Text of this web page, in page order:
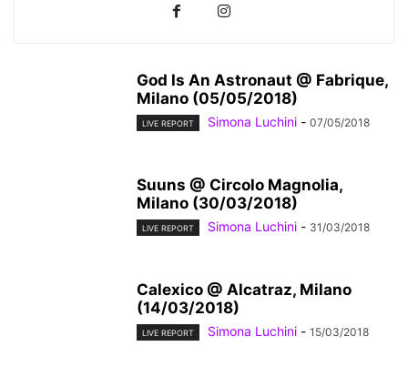
God Is An Astronaut @ Fabrique,
Milano (05/05/2018)
LIVE REPORT Simona Luchini - 07/05/2018
Suuns @ Circolo Magnolia,
Milano (30/03/2018)
LIVE REPORT Simona Luchini - 31/03/2018
Calexico @ Alcatraz, Milano
(14/03/2018)
LIVE REPORT Simona Luchini - 15/03/2018